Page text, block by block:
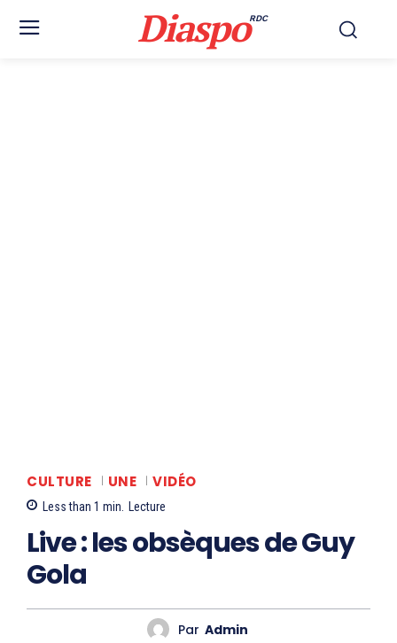
DiaspoRDC
CULTURE UNE VIDÉO
Less than 1 min. Lecture
Live : les obsèques de Guy
Gola
Par Admin